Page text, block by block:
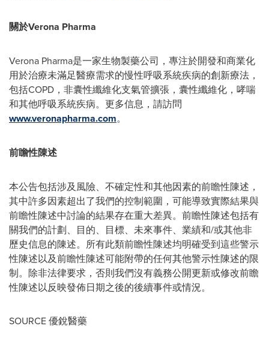
關於Verona Pharma
Verona Pharma是一家生物製藥公司，專注於開發和商業化
用於治療未滿足醫療需求的慢性呼吸系統疾病的創新療法，
包括COPD，非囊性纖維化支氣管擴張，囊性纖維化，哮喘
和其他呼吸系統疾病。更多信息，請訪問
www.veronapharma.com。
前瞻性陳述
本公告包括涉及風險、不確定性和其他因素的前瞻性陳述，
其中許多因素超出了我們的控制範圍，可能導致實際結果與
前瞻性陳述中討論的結果存在重大差異。前瞻性陳述包括有
關我們的計劃、目的、目標、未來事件、業績和/或其他非
歷史信息的陳述。所有此類前瞻性陳述均明確受到這些警示
性陳述以及前瞻性陳述可能附帶的任何其他警示性陳述的限
制。除非法律要求，否則我們沒有義務公開更新或修改前瞻
性陳述以反映發佈日期之後的後續事件或情況。
SOURCE 優銳醫藥